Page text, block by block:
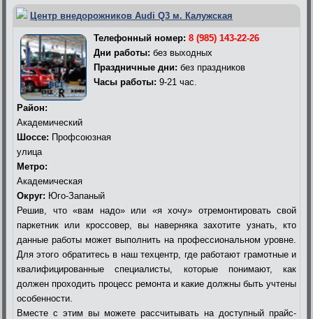
Центр внедорожников Audi Q3 м. Калужская
Телефонный номер: 8 (985) 143-22-26
Дни работы: без выходных
Праздничные дни: без праздников
Часы работы: 9-21 час.
Район:
Академический
Шоссе: Профсоюзная
улица
Метро:
Академическая
Округ: Юго-Запаный
Решив, что «вам надо» или «я хочу» отремонтировать свой
паркетник или кроссовер, вы наверняка захотите узнать, кто
данные работы может выполнить на профессиональном уровне.
Для этого обратитесь в наш техцентр, где работают грамотные и
квалифицированные специалисты, которые понимают, как
должен проходить процесс ремонта и какие должны быть учтены
особенности.
Вместе с этим вы можете рассчитывать на доступный прайс-